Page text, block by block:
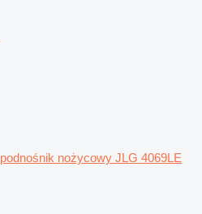
podnośnik nożycowy JLG 4069LE